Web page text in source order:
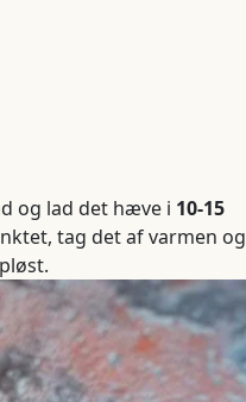
og lad det hæve i 10-15
tag det af varmen og